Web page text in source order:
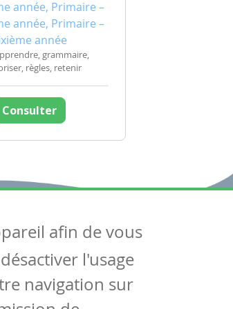
année, Primaire –
année, Primaire –
année
grammaire,
règles, retenir
Consulter
afin de vous
l'usage
navigation sur